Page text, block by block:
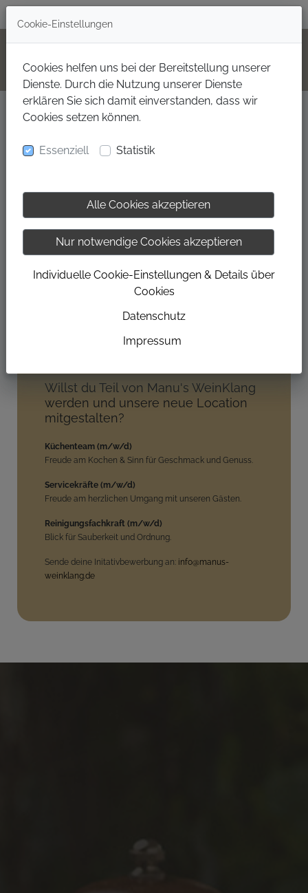
Willst du Teil von Manu's WeinKlang
werden und unsere neue Location
mitgestalten?
Küchenteam (m/w/d)
Freude am Kochen & Sinn für Geschmack und Genuss.
Servicekräfte (m/w/d)
Freude am herzlichen Umgang mit unseren Gästen.
Reinigungsfachkraft (m/w/d)
Blick für Sauberkeit und Ordnung.
Sende deine Initativbewerbung an: info@manus-
weinklang.de
Cookie-Einstellungen
Cookies helfen uns bei der Bereitstellung unserer
Dienste. Durch die Nutzung unserer Dienste
erklären Sie sich damit einverstanden, dass wir
Cookies setzen können.
Essenziell Statistik
Alle Cookies akzeptieren
Nur notwendige Cookies akzeptieren
Individuelle Cookie-Einstellungen & Details über
Cookies
Datenschutz
Impressum